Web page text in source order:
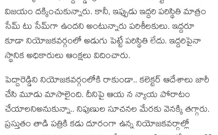
విజ‌యం ద‌క్కించుకున్నారు. కానీ, ఇప్పుడు ఇద్ద‌రి ప‌రిస్థితి మాత్రం
సేమ్ టు సేమ్‌గా ఉంద‌ని అంటున్నారు ప‌రిశీల‌కులు. ఇద్ద‌రూ
కూడా నియోజ‌క‌వ‌ర్గంలో అడుగు పెట్టే ప‌రిస్థితి లేదు. ఇద్ద‌రిపైనా
స్థానిక అధికారులు ఆంక్ష‌లు విదించారు.
పెద్దారెడ్డిని నియోజ‌క‌వ‌ర్గంలోకి రాకుండా.. క‌లెక్ట‌ర్ ఆదేశాలు జారీ
చేసి మూడు మాసాలైంది. దీనిపై ఆయ న న్యాయ పోరాటం
చేయాల‌నిఅనుకున్నా.. నిపుణుల సూచ‌న‌ల మేర‌కు వెన‌క్కి త‌గ్గారు.
ప్ర‌స్తుతం తాడి ప‌త్రికి క‌డు దూరంగా ఉన్న నియోజ‌క‌వ‌ర్గాల్లో